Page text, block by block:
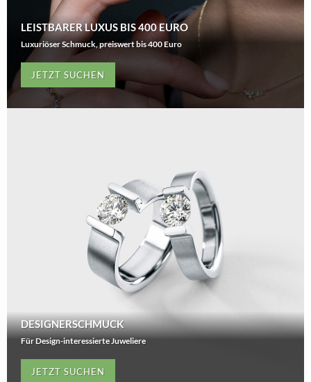
LEISTBARER LUXUS BIS 400 EURO
Luxuriöser Schmuck, preiswert bis 400 Euro
JETZT SUCHEN
DESIGNERSCHMUCK
Für Design-interessierte Juweliere
JETZT SUCHEN